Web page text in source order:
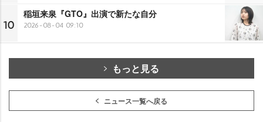
10
稲垣来泉『GTO』出演で新たな自分
2026-08-04 09:10
もっと見る
ニュース一覧へ戻る